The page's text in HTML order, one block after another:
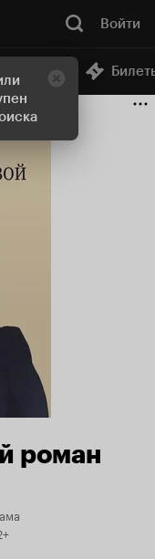
Войти
роман